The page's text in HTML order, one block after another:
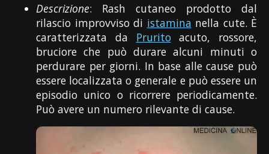
Descrizione: Rash cutaneo prodotto dal
rilascio improvviso di istamina nella cute. È
caratterizzata da Pruritoacuto, rossore,
bruciore che può durare alcuni minuti o
perdurare per giorni. In base alle cause può
essere localizzata o generale e può essere un
episodio unico o ricorrere periodicamente.
Può avere un numero rilevante di cause.